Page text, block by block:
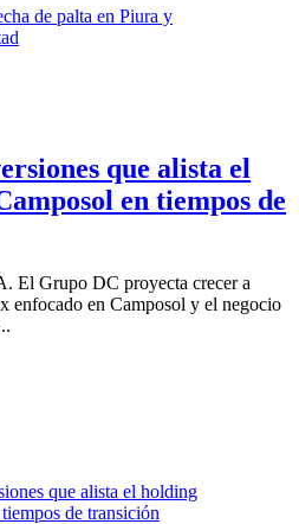
que alista el
en tiempos de
Grupo DC proyecta crecer a
enfocado en Camposol y el negocio